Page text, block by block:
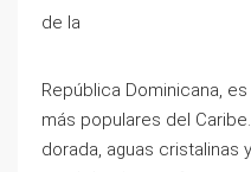
de la
República Dominicana,
más populares del
dorada, aguas cristalinas